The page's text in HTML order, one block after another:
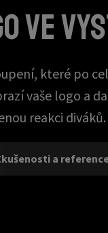
ve
které po
vaše logo a
reakci diváků.
a